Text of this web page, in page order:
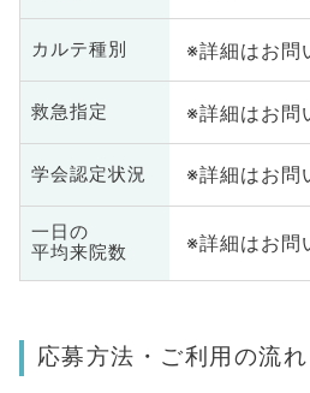
カルテ種別 ※詳細はお問
救急指定 ※詳細はお問
学会認定状況 ※詳細はお問
一日の
平均来院数
※詳細はお問
応募方法・ご利用の流れ